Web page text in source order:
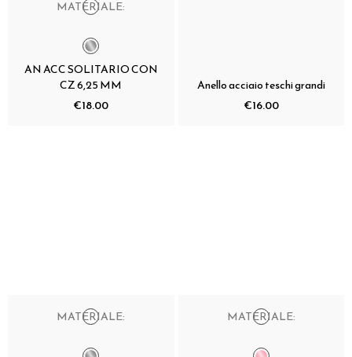
MATERIALE:
AN ACC SOLITARIO CON
CZ 6,25 MM
€18.00
Anello acciaio teschi grandi
€16.00
MATERIALE: MATERIALE: